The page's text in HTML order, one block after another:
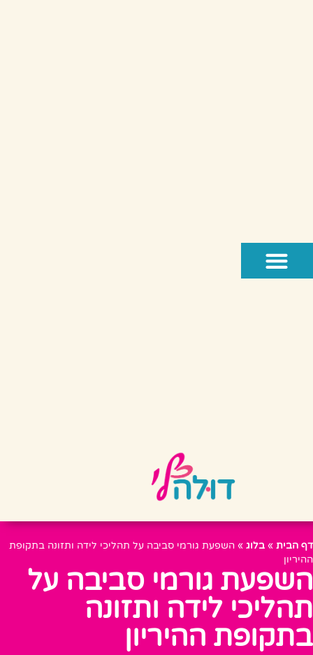
דף הבית » בלוג » השפעת גורמי סביבה על תהליכי לידה ותזונה בתקופת
ההיריון
השפעת גורמי סביבה על
תהליכי לידה ותזונה
בתקופת ההיריון